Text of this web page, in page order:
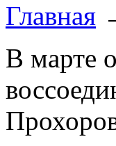
Главная
В марте